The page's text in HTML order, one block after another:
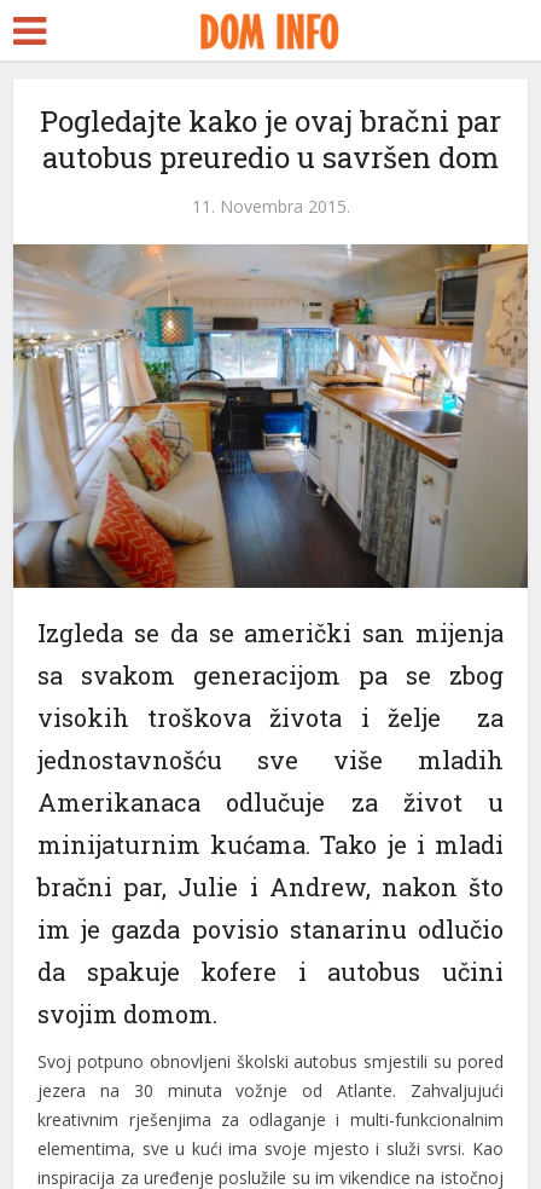
Pogledajte kako je ovaj bračni par
autobus preuredio u savršen dom
11. Novembra 2015.
Izgleda se da se američki san mijenja
sa svakom generacijom pa se zbog
visokih troškova života i želje za
jednostavnošću sve više mladih
Amerikanaca odlučuje za život u
minijaturnim kućama. Tako je i mladi
bračni par, Julie i Andrew, nakon što
im je gazda povisio stanarinu odlučio
da spakuje kofere i autobus učini
svojim domom.
Svoj potpuno obnovljeni školski autobus smjestili su pored
jezera na 30 minuta vožnje od Atlante. Zahvaljujući
kreativnim rješenjima za odlaganje i multi-funkcionalnim
elementima, sve u kući ima svoje mjesto i služi svrsi. Kao
inspiracija za uređenje poslužile su im vikendice na istočnoj